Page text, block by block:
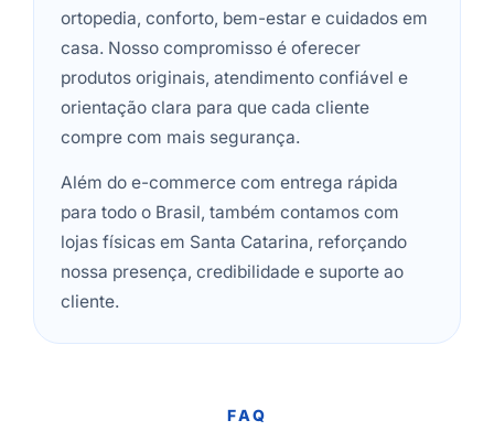
ortopedia, conforto, bem-estar e cuidados em
casa. Nosso compromisso é oferecer
produtos originais, atendimento confiável e
orientação clara para que cada cliente
compre com mais segurança.
Além do e-commerce com entrega rápida
para todo o Brasil, também contamos com
lojas físicas em Santa Catarina, reforçando
nossa presença, credibilidade e suporte ao
cliente.
FAQ